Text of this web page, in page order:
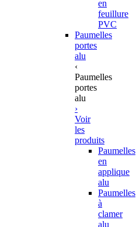
en
feuillure
PVC
Paumelles
portes
alu
‹
Paumelles
portes
alu
›
Voir
les
produits
Paumelles
en
applique
alu
Paumelles
à
clamer
alu